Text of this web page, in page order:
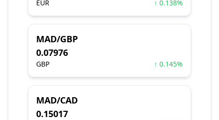
EUR ↑ 0.138%
MAD/GBP
0.07976
GBP ↑ 0.145%
MAD/CAD
0.15017